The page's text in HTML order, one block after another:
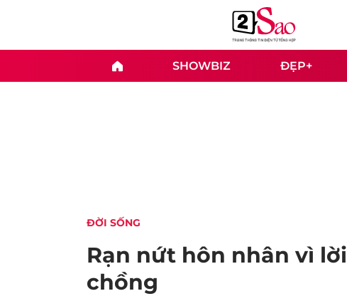
SHOWBIZ ĐẸP+
ĐỜI SỐNG
Rạn nứt hôn nhân vì
chồng